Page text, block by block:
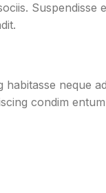
Suspendisse
habitasse neque
condim